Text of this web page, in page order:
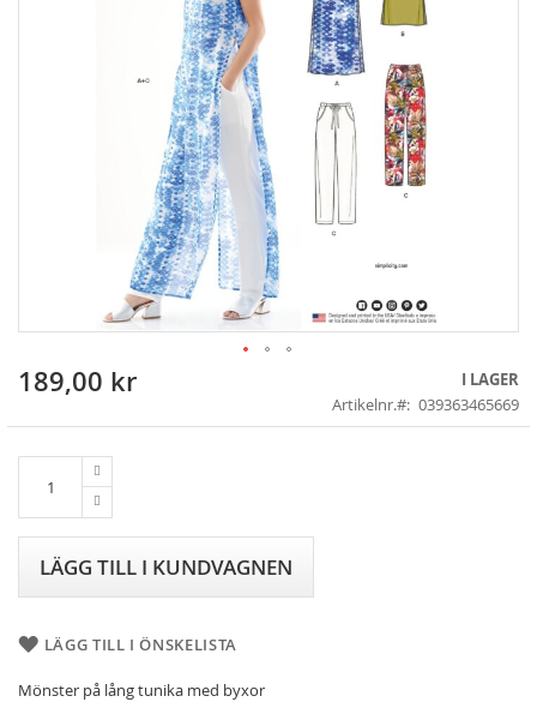
Skip
the
189,00 kr
I LAGER
Artikelnr.
039363465669
LÄGG TILL I KUNDVAGNEN
LÄGG TILL I ÖNSKELISTA
Mönster på lång tunika med byxor